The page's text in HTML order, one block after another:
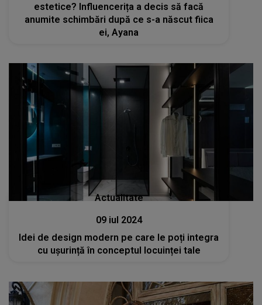
estetice? Influencerița a decis să facă
anumite schimbări după ce s-a născut fiica
ei, Ayana
Actualitate
09 iul 2024
Idei de design modern pe care le poți integra
cu ușurință în conceptul locuinței tale